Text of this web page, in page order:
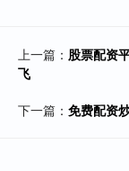
上一篇： 股票配资
飞
下一篇： 免费配资